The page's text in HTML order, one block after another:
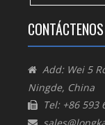
CONTÁCTENOS
 Add: Wei 5
Ningde, China
 Tel: +86 593
